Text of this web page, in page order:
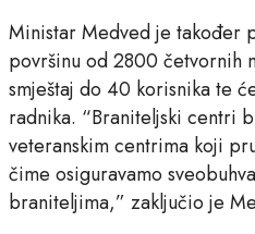
Ministar Medved je također
površinu od 2800 četvornih
smještaj do 40 korisnika te
radnika. “Braniteljski centri
veteranskim centrima koji
čime osiguravamo
braniteljima,” zaključio je